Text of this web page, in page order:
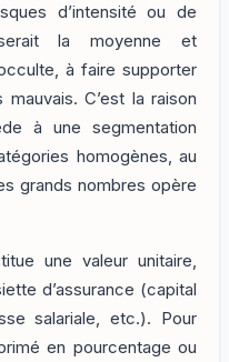
d’intensité ou de
la moyenne et
à faire supporter
C’est la raison
à une segmentation
homogènes, au
grands nombres opère
une valeur unitaire,
d’assurance (capital
salariale, etc.). Pour
en pourcentage ou